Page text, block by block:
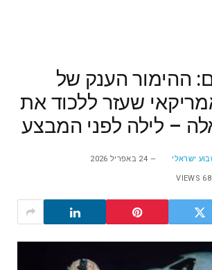
ההימור הענק של
שעזר ללכוד את
– לילה לפני המבצע
ישראלי 24 באפריל 2026
68
VIEWS